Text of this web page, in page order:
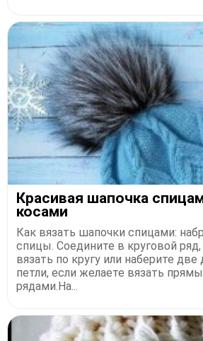
Красивая шапочка
косами
Как вязать шапочки спицами:
спицы. Соедините в круговой
вязать по кругу или наберите
петли, если желаете вязать
рядами.На...